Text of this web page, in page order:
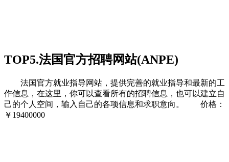
TOP5.法国官方招聘网站(ANPE)
法国官方就业指导网站，提供完善的就业指导和最新的工
作信息，在这里，你可以查看所有的招聘信息，也可以建立自
己的个人空间，输入自己的各项信息和求职意向。 价格：
￥19400000